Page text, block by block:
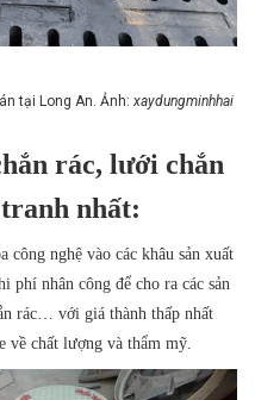
tại Long An. Ảnh: xaydungminhhai
rác, lưới chắn
nhất:
nghệ vào các khâu sản xuất
phí nhân công để cho ra các sản
rác… với giá thành thấp nhất
về chất lượng và thẩm mỹ.